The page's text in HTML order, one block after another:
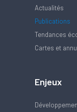
Actualités
Publications
Tendances
Cartes et
Enjeux